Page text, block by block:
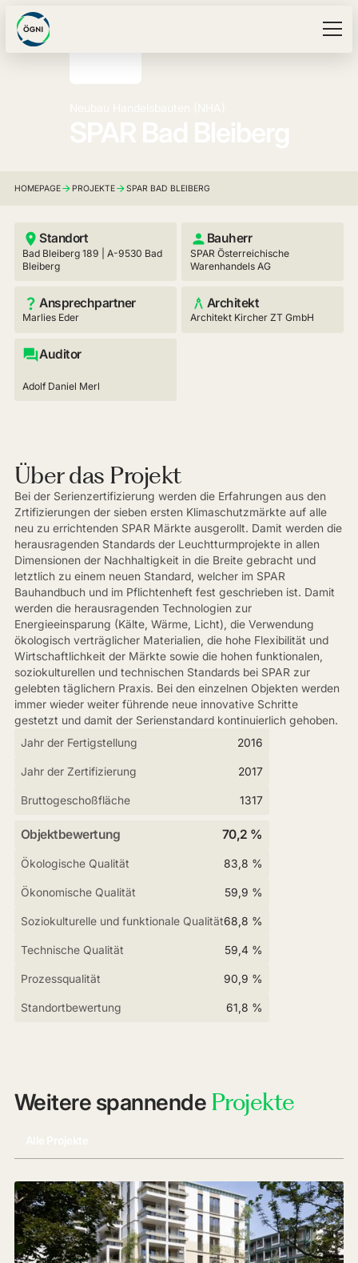
HOMEPAGE PROJEKTE SPAR BAD BLEIBERG
Standort
Bad Bleiberg 189 | A-9530 Bad
Bleiberg
Bauherr
SPAR Österreichische
Warenhandels AG
Ansprechpartner
Marlies Eder
Architekt
Architekt Kircher ZT GmbH
Auditor
Adolf Daniel Merl
Über das Projekt
Bei der Serienzertifizierung werden die Erfahrungen aus den
Zrtifizierungen der sieben ersten Klimaschutzmärkte auf alle
neu zu errichtenden SPAR Märkte ausgerollt. Damit werden die
herausragenden Standards der Leuchtturmprojekte in allen
Dimensionen der Nachhaltigkeit in die Breite gebracht und
letztlich zu einem neuen Standard, welcher im SPAR
Bauhandbuch und im Pflichtenheft fest geschrieben ist. Damit
werden die herausragenden Technologien zur
Energieeinsparung (Kälte, Wärme, Licht), die Verwendung
ökologisch verträglicher Materialien, die hohe Flexibilität und
Wirtschaftlichkeit der Märkte sowie die hohen funktionalen,
soziokulturellen und technischen Standards bei SPAR zur
gelebten täglichern Praxis. Bei den einzelnen Objekten werden
immer wieder weiter führende neue innovative Schritte
gestetzt und damit der Serienstandard kontinuierlich gehoben.
Jahr der Fertigstellung
2016
Jahr der Zertifizierung 2017
Bruttogeschoßfläche 1317
Objektbewertung 70,2 %
Ökologische Qualität 83,8 %
Ökonomische Qualität 59,9 %
Soziokulturelle und funktionale Qualität68,8 %
Technische Qualität 59,4 %
Prozessqualität 90,9 %
Standortbewertung 61,8 %
Weitere spannende Projekte